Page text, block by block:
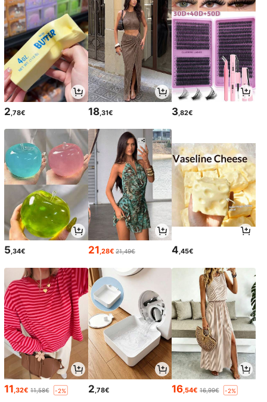
2,78€ 18,31€ 3,82€
5,34€ 21,28€ 21,49€ 4,45€
11 ,32€ 11,58€ -2% 2 ,78€ 16 ,54€ 16,99€ -2%